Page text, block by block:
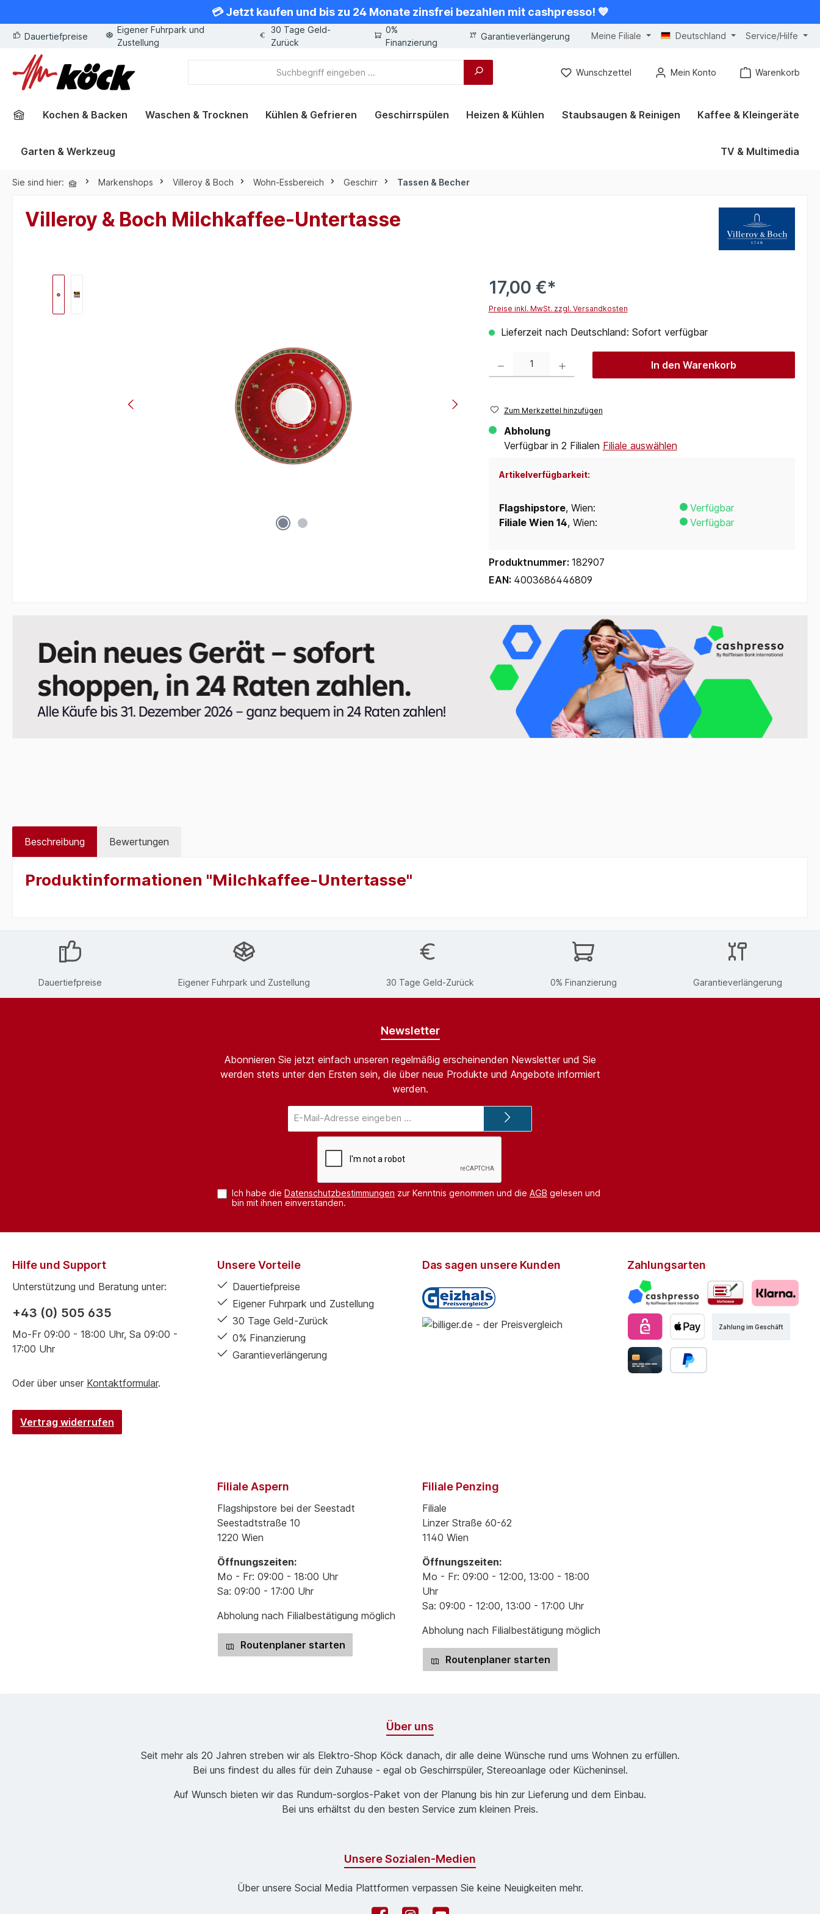
💳 Jetzt kaufen und bis zu 24 Monate zinsfrei bezahlen mit cashpresso! 💙
Dauertiefpreise
Eigener Fuhrpark und
Zustellung
30 Tage Geld-
Zurück
0%
Finanzierung
Garantieverlängerung Meine Filiale Deutschland Service/Hilfe
Wunschzettel Mein Konto Warenkorb
Kochen & Backen Waschen & Trocknen Kühlen & Gefrieren Geschirrspülen Heizen & Kühlen Staubsaugen & Reinigen Kaffee & Kleingeräte
Garten & Werkzeug TV & Multimedia
Sie sind hier: Markenshops Villeroy & Boch Wohn-Essbereich Geschirr Tassen & Becher
Villeroy & Boch Milchkaffee-Untertasse
17,00 €*
Preise inkl. MwSt. zzgl. Versandkosten
Lieferzeit nach Deutschland: Sofort verfügbar
In den Warenkorb
Zum Merkzettel hinzufügen
Abholung
Verfügbar in 2 Filialen Filiale auswählen
Artikelverfügbarkeit:
Flagshipstore, Wien:
Verfügbar
Filiale Wien 14, Wien: Verfügbar
Produktnummer: 182907
EAN: 4003686446809
Beschreibung Bewertungen
Produktinformationen "Milchkaffee-Untertasse"
Dauertiefpreise Eigener Fuhrpark und Zustellung 30 Tage Geld-Zurück 0% Finanzierung Garantieverlängerung
Newsletter
Abonnieren Sie jetzt einfach unseren regelmäßig erscheinenden Newsletter und Sie
werden stets unter den Ersten sein, die über neue Produkte und Angebote informiert
werden.
Mail-
Adresse*
Ich habe die Datenschutzbestimmungen zur Kenntnis genommen und die AGB gelesen und
bin mit ihnen einverstanden.
Hilfe und Support
Unterstützung und Beratung unter:
+43 (0) 505 635
Mo-Fr 09:00 - 18:00 Uhr, Sa 09:00 -
17:00 Uhr
Oder über unser Kontaktformular.
Vertrag widerrufen
Unsere Vorteile
Dauertiefpreise
Eigener Fuhrpark und Zustellung
30 Tage Geld-Zurück
0% Finanzierung
Garantieverlängerung
Das sagen unsere Kunden Zahlungsarten
Zahlung im Geschäft
Filiale Aspern
Flagshipstore bei der Seestadt
Seestadtstraße 10
1220 Wien
Öffnungszeiten:
Mo - Fr: 09:00 - 18:00 Uhr
Sa: 09:00 - 17:00 Uhr
Abholung nach Filialbestätigung möglich
Routenplaner starten
Filiale Penzing
Filiale
Linzer Straße 60-62
1140 Wien
Öffnungszeiten:
Mo - Fr: 09:00 - 12:00, 13:00 - 18:00
Uhr
Sa: 09:00 - 12:00, 13:00 - 17:00 Uhr
Abholung nach Filialbestätigung möglich
Routenplaner starten
Über uns
Seit mehr als 20 Jahren streben wir als Elektro-Shop Köck danach, dir alle deine Wünsche rund ums Wohnen zu erfüllen.
Bei uns findest du alles für dein Zuhause - egal ob Geschirrspüler, Stereoanlage oder Kücheninsel.
Auf Wunsch bieten wir das Rund­um-sorg­los-Pa­ket von der Planung bis hin zur Lieferung und dem Einbau.
Bei uns erhältst du den besten Service zum kleinen Preis.
Unsere Sozialen-Medien
Über unsere Social Media Plattformen verpassen Sie keine Neuigkeiten mehr.